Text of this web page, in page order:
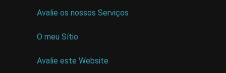
Avalie os nossos Serviços
O meu Sítio
Avalie este Website